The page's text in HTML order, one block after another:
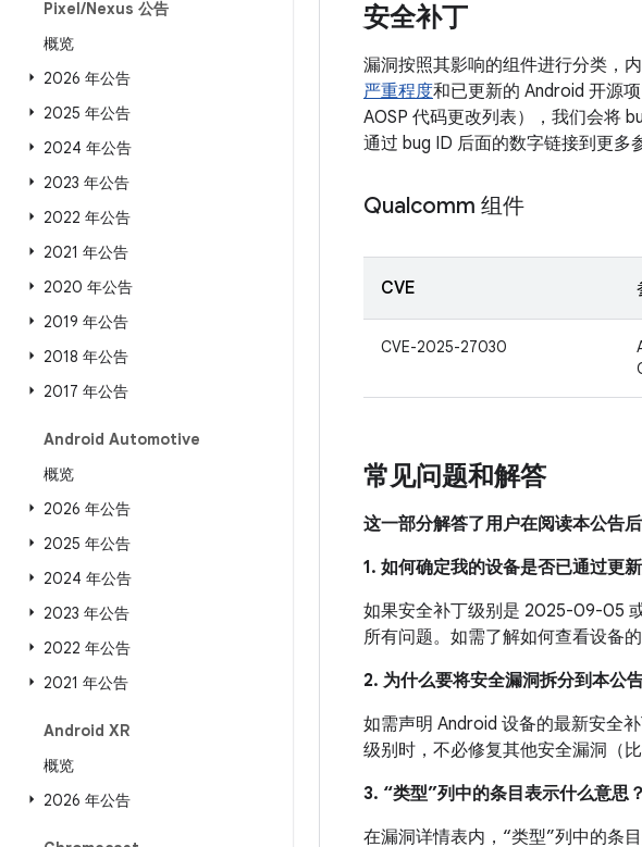
Pixel/Nexus 公告
概览
2026 年公告
2025 年公告
2024 年公告
2023 年公告
2022 年公告
2021 年公告
2020 年公告
2019 年公告
2018 年公告
2017 年公告
Android Automotive
概览
2026 年公告
2025 年公告
2024 年公告
2023 年公告
2022 年公告
2021 年公告
Android XR
概览
2026 年公告
安全补丁
漏洞按照其影响的组件进行分类，
严重程度和已更新的 Android 开源
AOSP 代码更改列表），我们会将
通过 bug ID 后面的数字链接到更多
Qualcomm 组件
CVE
CVE-2025-27030
常见问题和解答
这一部分解答了用户在阅读本公告
1. 如何确定我的设备是否已通过更
如果安全补丁级别是 2025-09-05
所有问题。如需了解如何查看设备
2. 为什么要将安全漏洞拆分到本公
如需声明 Android 设备的最新安全
级别时，不必修复其他安全漏洞（
3. “类型”列中的条目表示什么意思？
在漏洞详情表内，“类型”列中的条